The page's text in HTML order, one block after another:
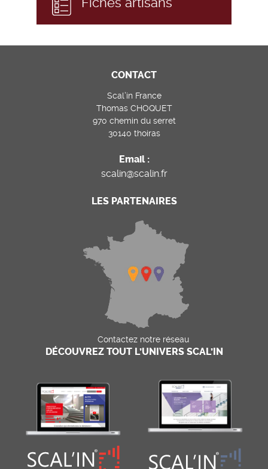
CONTACT
Scal’in France
Thomas CHOQUET
970 chemin du serret
30140 thoiras
Email :
scalin@scalin.fr
LES PARTENAIRES
Contactez notre réseau
DÉCOUVREZ TOUT L’UNIVERS SCAL’IN